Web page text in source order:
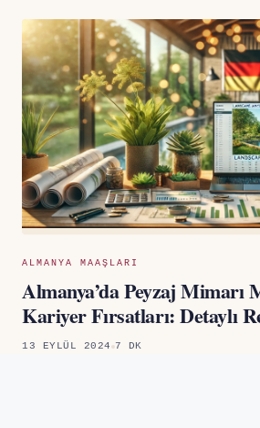
ALMANYA MAAŞLARI
Almanya’da Peyzaj Mimarı
Kariyer Fırsatları: Detaylı
13 EYLÜL 2024 7 DK